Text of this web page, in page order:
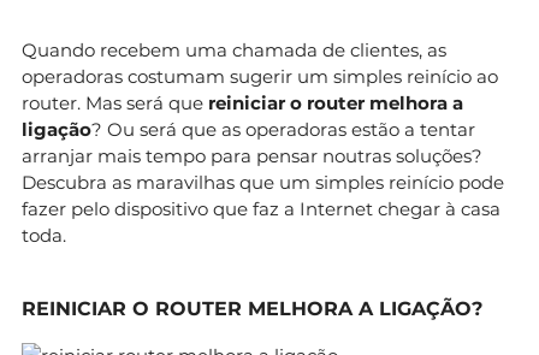
Quando recebem uma chamada de clientes, as
operadoras costumam sugerir um simples reinício ao
router. Mas será que reiniciar o router melhora a
ligação? Ou será que as operadoras estão a tentar
arranjar mais tempo para pensar noutras soluções?
Descubra as maravilhas que um simples reinício pode
fazer pelo dispositivo que faz a Internet chegar à casa
toda.
REINICIAR O ROUTER MELHORA A LIGAÇÃO?